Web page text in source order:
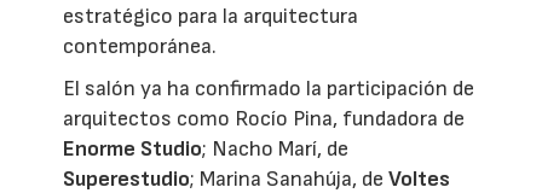
estratégico para la arquitectura
contemporánea.
El salón ya ha confirmado la participación de
arquitectos como Rocío Pina, fundadora de
Enorme Studio; Nacho Marí, de
Superestudio; Marina Sanahúja, deVoltes